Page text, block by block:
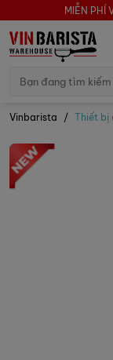
MIỄN PHÍ
Vinbarista Thiết bị